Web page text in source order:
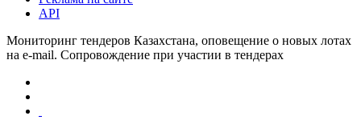
API
Мониторинг тендеров Казахстана, оповещение о новых лотах
на e-mail. Сопровождение при участии в тендерах